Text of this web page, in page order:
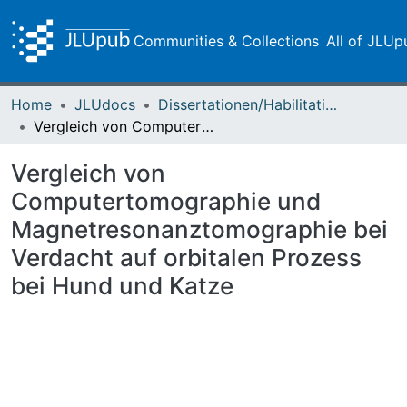
Communities & Collections All of
Home JLUdocs
Dissertationen/Habilitationen
Vergleich von Computertomographie und Magnetresonanztomographie bei Verdacht auf orbitalen Prozess bei Hund und Katze
Vergleich von
Computertomographie und
Magnetresonanztomographie bei
Verdacht auf orbitalen Prozess
bei Hund und Katze